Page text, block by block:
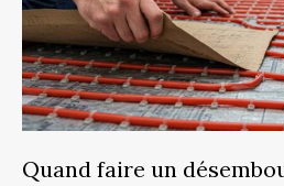
Quand faire un